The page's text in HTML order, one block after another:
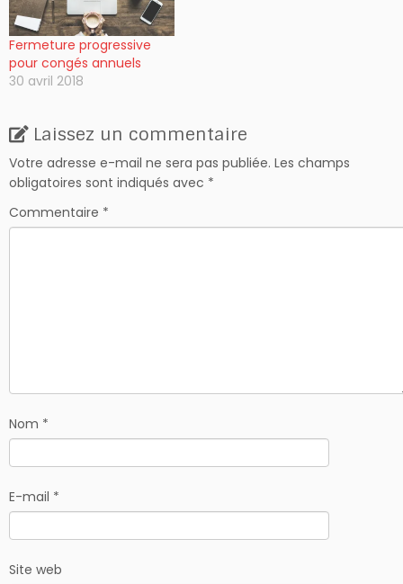
Fermeture progressive
pour congés annuels
30 avril 2018
Laissez un commentaire
Votre adresse e-mail ne sera pas publiée. Les champs
obligatoires sont indiqués avec *
Commentaire *
Nom *
E-mail *
Site web